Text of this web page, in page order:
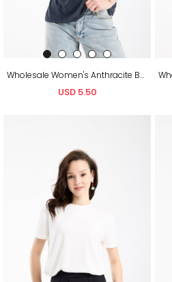
Wholesale Women's Anthracite Basic T-Shirt
USD 5.50